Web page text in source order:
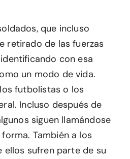
que incluso
retirado de las fuerzas
con esa
un modo de vida.
futbolistas o los
Incluso después de
siguen llamándose
También a los
ellos sufren parte de su